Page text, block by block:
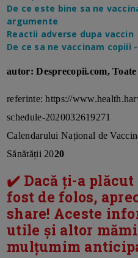
De ce este bine sa ne
argumente
Reactii adverse dupa vaccin
De ce sa ne vaccinam copiii
autor: Desprecopii.com,
referinte: https://
schedule-2020032619271
Calendarului Național de
Sănătății 2020
✔️ Dacă ți-a
fost de folos,
share! Aceste
utile și altor
mulțumim